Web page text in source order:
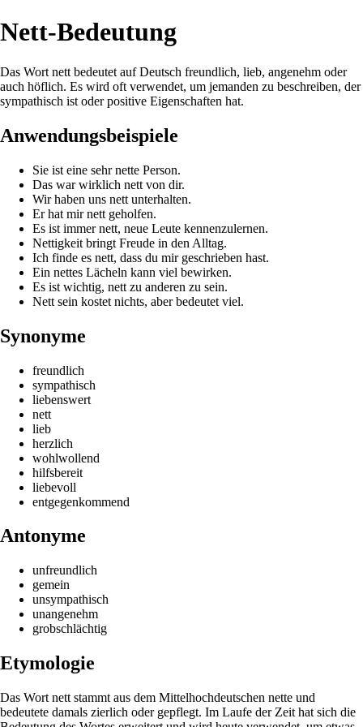
Nett-Bedeutung
Das Wort nett bedeutet auf Deutsch freundlich, lieb, angenehm oder
auch höflich. Es wird oft verwendet, um jemanden zu beschreiben, der
sympathisch ist oder positive Eigenschaften hat.
Anwendungsbeispiele
Sie ist eine sehr nette Person.
Das war wirklich nett von dir.
Wir haben uns nett unterhalten.
Er hat mir nett geholfen.
Es ist immer nett, neue Leute kennenzulernen.
Nettigkeit bringt Freude in den Alltag.
Ich finde es nett, dass du mir geschrieben hast.
Ein nettes Lächeln kann viel bewirken.
Es ist wichtig, nett zu anderen zu sein.
Nett sein kostet nichts, aber bedeutet viel.
Synonyme
freundlich
sympathisch
liebenswert
nett
lieb
herzlich
wohlwollend
hilfsbereit
liebevoll
entgegenkommend
Antonyme
unfreundlich
gemein
unsympathisch
unangenehm
grobschlächtig
Etymologie
Das Wort nett stammt aus dem Mittelhochdeutschen nette und
bedeutete damals zierlich oder gepflegt. Im Laufe der Zeit hat sich die